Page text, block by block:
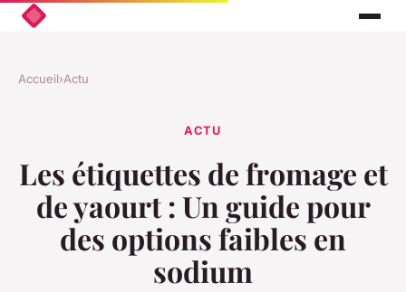
Accueil›Actu
ACTU
Les étiquettes de fromage et
de yaourt : Un guide pour
des options faibles en
sodium